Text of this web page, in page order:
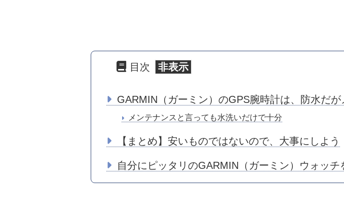
目次
GARMIN（ガーミン）のGPS腕時計は、防水だ
メンテナンスと言っても水洗いだけで十分
【まとめ】安いものではないので、大事にしよう
自分にピッタリのGARMIN（ガーミン）ウォッチ